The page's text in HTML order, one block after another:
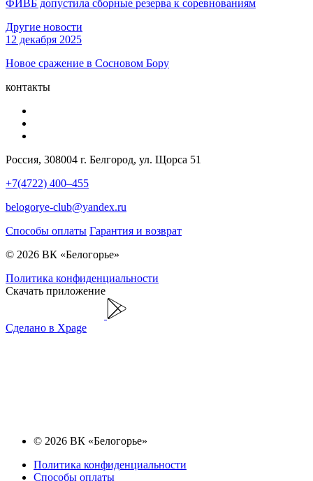
ФИВБ допустила сборные резерва к соревнованиям
Другие новости
12 декабря 2025
Новое сражение в Сосновом Бору
контакты
Россия, 308004 г. Белгород, ул. Щорса 51
+7(4722) 400–455
belogorye-club@yandex.ru
Способы оплаты Гарантия и возврат
© 2026 ВК «Белогорье»
Политика конфиденциальности
Скачать приложение
Сделано в Xpage
© 2026 ВК «Белогорье»
Политика конфиденциальности
Способы оплаты